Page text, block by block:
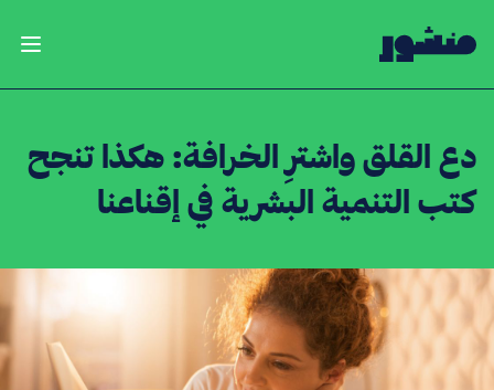
الصفحة الرئيسية
فتح
دع القلق واشترِ الخرافة: هكذا تنجح
كتب التنمية البشرية في إقناعنا